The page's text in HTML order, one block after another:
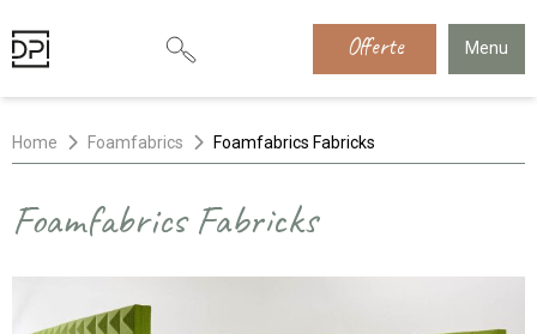
Offerte Menu
Home Foamfabrics Foamfabrics Fabricks
Foamfabrics Fabricks